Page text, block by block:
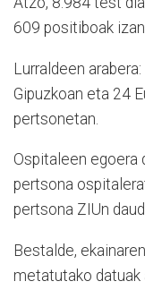
609 positiboak
Lurraldeen
Gipuzkoan eta 24
pertsonetan.
Ospitaleen egoera
pertsona
pertsona ZIUn
Bestalde,
metatutako